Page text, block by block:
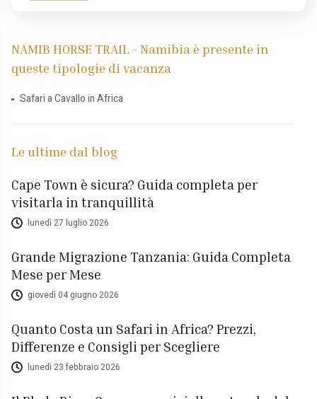
NAMIB HORSE TRAIL - Namibia è presente in
queste tipologie di vacanza
Safari a Cavallo in Africa
Le ultime dal blog
Cape Town è sicura? Guida completa per
visitarla in tranquillità
lunedì 27 luglio 2026
Grande Migrazione Tanzania: Guida Completa
Mese per Mese
giovedì 04 giugno 2026
Quanto Costa un Safari in Africa? Prezzi,
Differenze e Consigli per Scegliere
lunedì 23 febbraio 2026